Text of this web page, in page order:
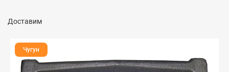
Доставим
Чугун